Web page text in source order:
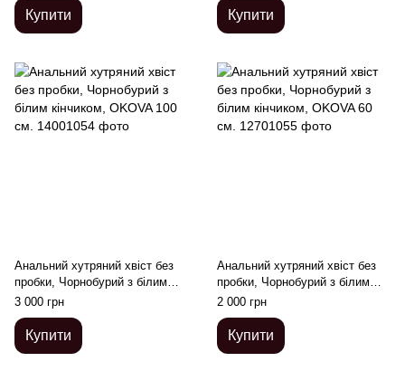
Купити Купити
Анальний хутряний хвіст без
пробки, Чорнобурий з білим
кінчиком, OKOVA 100 см.
3 000 грн
Купити
Анальний хутряний хвіст без
пробки, Чорнобурий з білим
кінчиком, OKOVA 60 см.
2 000 грн
Купити